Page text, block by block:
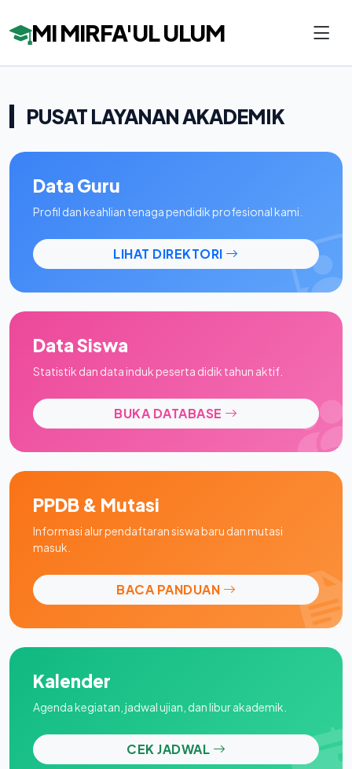
MI MIRFA'UL ULUM
PUSAT LAYANAN AKADEMIK
Data Guru
Profil dan keahlian tenaga pendidik profesional kami.
LIHAT DIREKTORI
Data Siswa
Statistik dan data induk peserta didik tahun aktif.
BUKA DATABASE
PPDB & Mutasi
Informasi alur pendaftaran siswa baru dan mutasi
masuk.
BACA PANDUAN
Kalender
Agenda kegiatan, jadwal ujian, dan libur akademik.
CEK JADWAL